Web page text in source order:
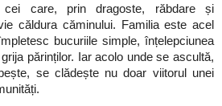
care, prin dragoste, răbdare și
căldura căminului. Familia este acel
bucuriile simple, înțelepciunea
părinților. Iar acolo unde se ascultă,
se clădește nu doar viitorul unei